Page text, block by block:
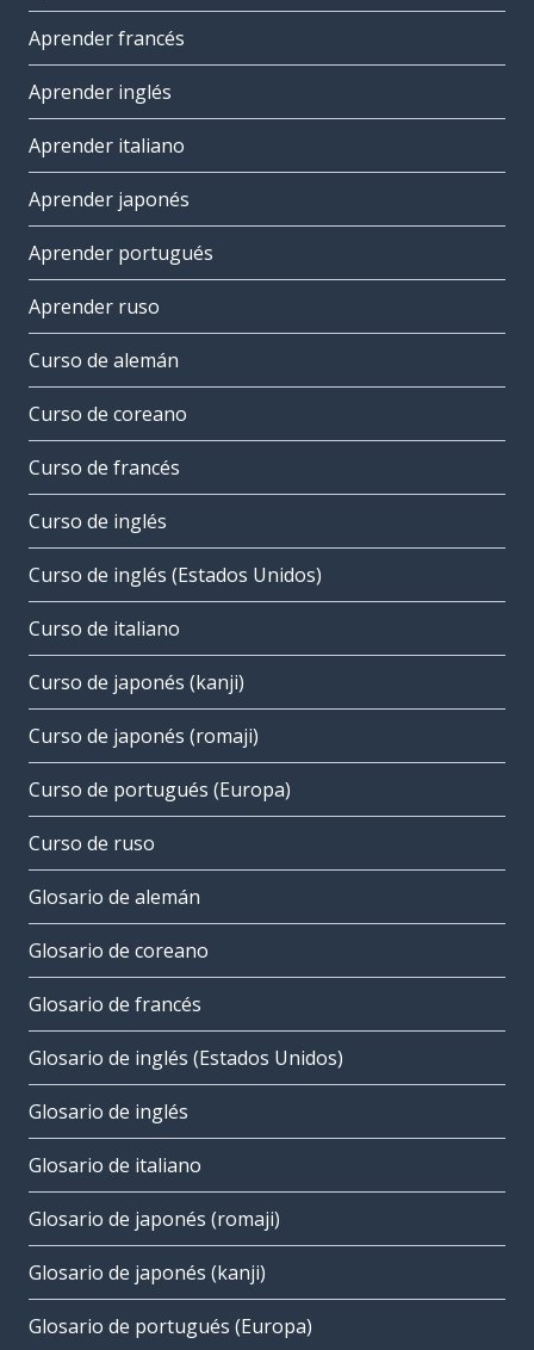
Aprender francés
Aprender inglés
Aprender italiano
Aprender japonés
Aprender portugués
Aprender ruso
Curso de alemán
Curso de coreano
Curso de francés
Curso de inglés
Curso de inglés (Estados Unidos)
Curso de italiano
Curso de japonés (kanji)
Curso de japonés (romaji)
Curso de portugués (Europa)
Curso de ruso
Glosario de alemán
Glosario de coreano
Glosario de francés
Glosario de inglés (Estados Unidos)
Glosario de inglés
Glosario de italiano
Glosario de japonés (romaji)
Glosario de japonés (kanji)
Glosario de portugués (Europa)